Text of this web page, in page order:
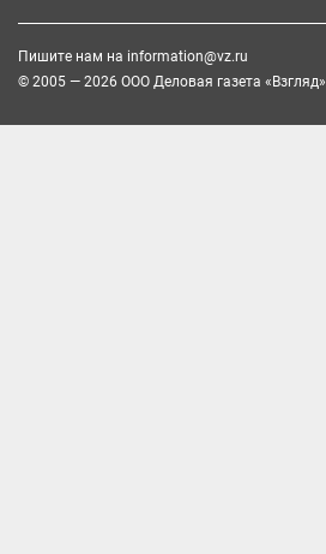
Пишите нам на information@vz.ru
© 2005 — 2026 ООО Деловая газета «Взгляд»